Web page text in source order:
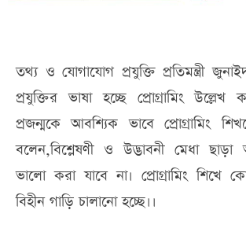
তথ্য ও যোগাযোগ প্রযুক্তি প্রতিমন্ত্রী
প্রযুক্তির ভাষা হচ্ছে প্রোগ্ৰামিং
প্রজন্মকে আবশ্যিক ভাবে প্রোগ্রামিং
বলেন,বিশ্লেষণী ও উদ্ভাবনী মেধা
ভালো করা যাবে না। প্রোগ্রামিং শিখে
বিহীন গাড়ি চালানো হচ্ছে।।